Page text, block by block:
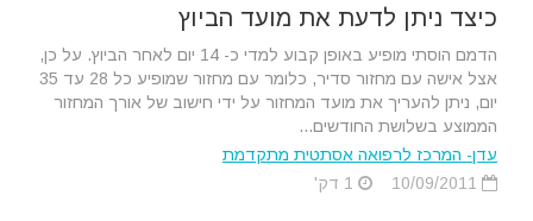
כיצד ניתן לדעת את מועד הביוץ
הדמם הוסתי מופיע באופן קבוע למדי כ- 14 יום לאחר הביוץ. על כן,
אצל אישה עם מחזור סדיר, כלומר עם מחזור שמופיע כל 28 עד 35
יום, ניתן להעריך את מועד המחזור על ידי חישוב של אורך המחזור
הממוצע בשלושת החודשים...
עדן- המרכז לרפואה אסתטית מתקדמת